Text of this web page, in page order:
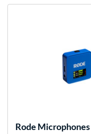
Rode Microphones